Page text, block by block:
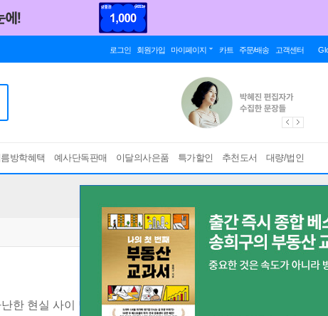
로그인 회원가입 마이페이지 카트 주문/배송 고객센터
방학혜택 예사단독판매 이달의사은품 특가할인 추천도서 대량/법인
한 현실 사이 달콤한 선택지